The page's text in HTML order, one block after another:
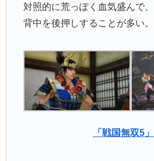
対照的に荒っぽく血気盛んで
背中を後押しすることが多い。
「戦国無双5